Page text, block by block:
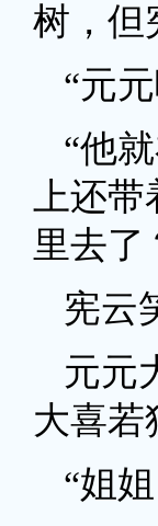
树，但
“元
“他
上还
里去了
宪云
元元
大喜若
“姐